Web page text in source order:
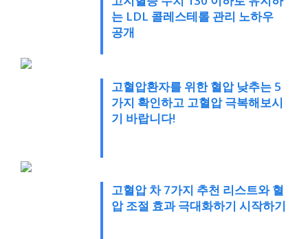
는 LDL 콜레스테롤 관리 노하우
공개
고혈압환자를 위한 혈압 낮추는 5
가지 확인하고 고혈압 극복해보시
기 바랍니다!
고혈압 차 7가지 추천 리스트와 혈
압 조절 효과 극대화하기 시작하기